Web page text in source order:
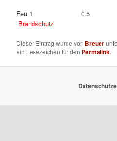
Feu 1 0,5
Brandschutz
Dieser Eintrag wurde von Breuer
ein Lesezeichen für den Permalink.